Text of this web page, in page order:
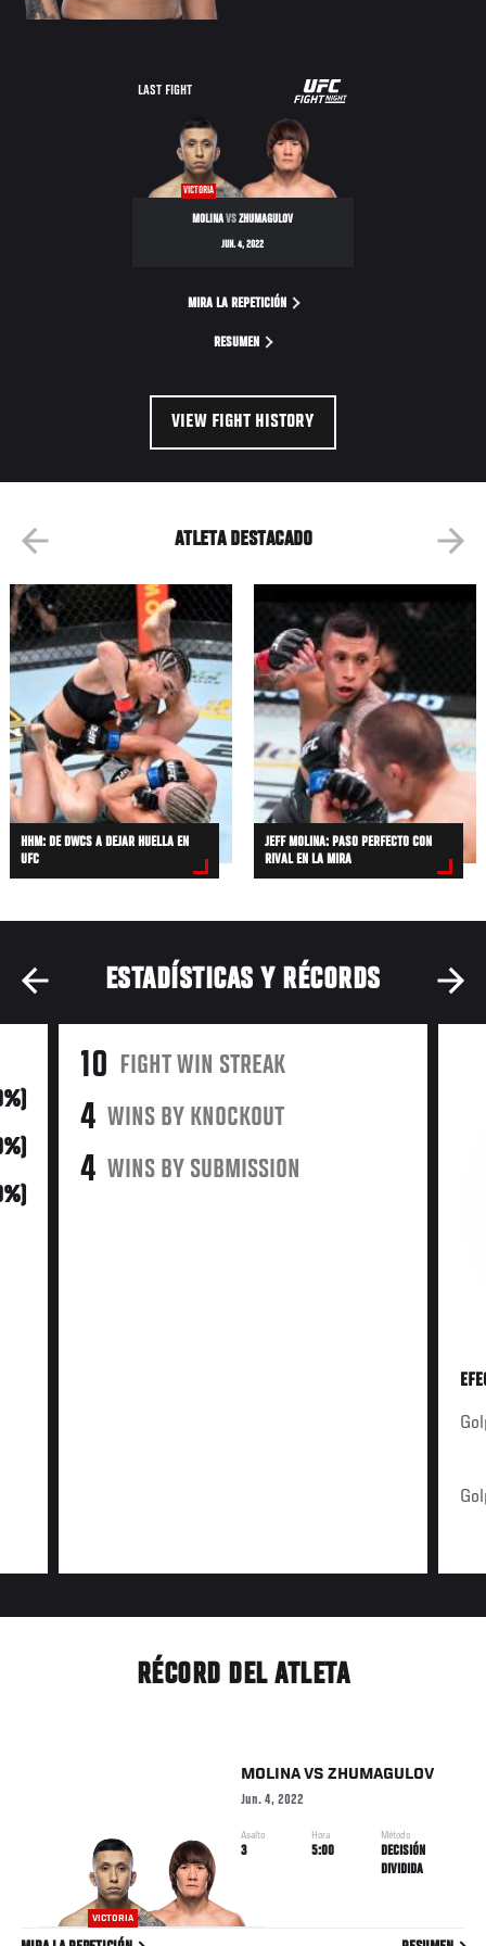
LAST FIGHT
UFC
FIGHT
NIGHT
VICTORIA
MOLINAVSZHUMAGULOV
JUN. 4, 2022
MIRA LA REPETICIÓN
RESUMEN
VIEW FIGHT HISTORY
ATLETA DESTACADO
HHM: DE DWCS A DEJAR HUELLA EN
UFC
JEFF MOLINA: PASO PERFECTO CON
RIVAL EN LA MIRA
ESTADÍSTICAS Y RÉCORDS
10 FIGHT WIN STREAK
4 WINS BY KNOCKOUT
4 WINS BY SUBMISSION
RÉCORD DEL ATLETA
VICTORIA
MOLINAVS ZHUMAGULOV
Jun. 4, 2022
Asalto
3
Hora
5:00
Método
DECISIÓN
DIVIDIDA